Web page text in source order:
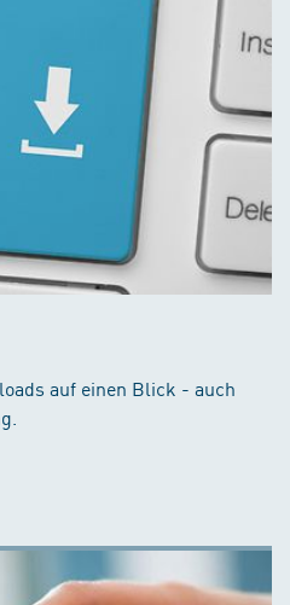
auf einen Blick - auch